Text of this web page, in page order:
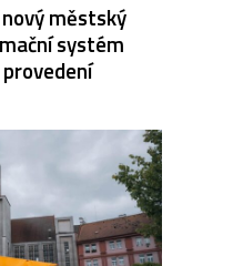
městský
systém